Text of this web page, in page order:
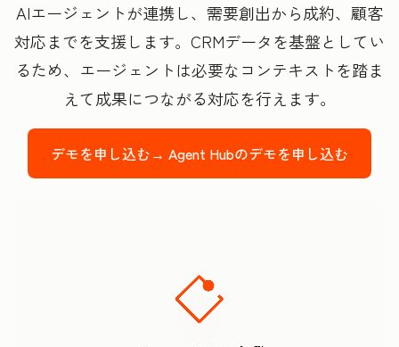
AIエージェントが連携し、需要創出から成約、顧客
対応までを支援します。CRMデータを基盤としてい
るため、エージェントは必要なコンテキストを踏ま
えて成果につながる対応を行えます。
デモを申し込む→ Agent Hubのデモを申し込む